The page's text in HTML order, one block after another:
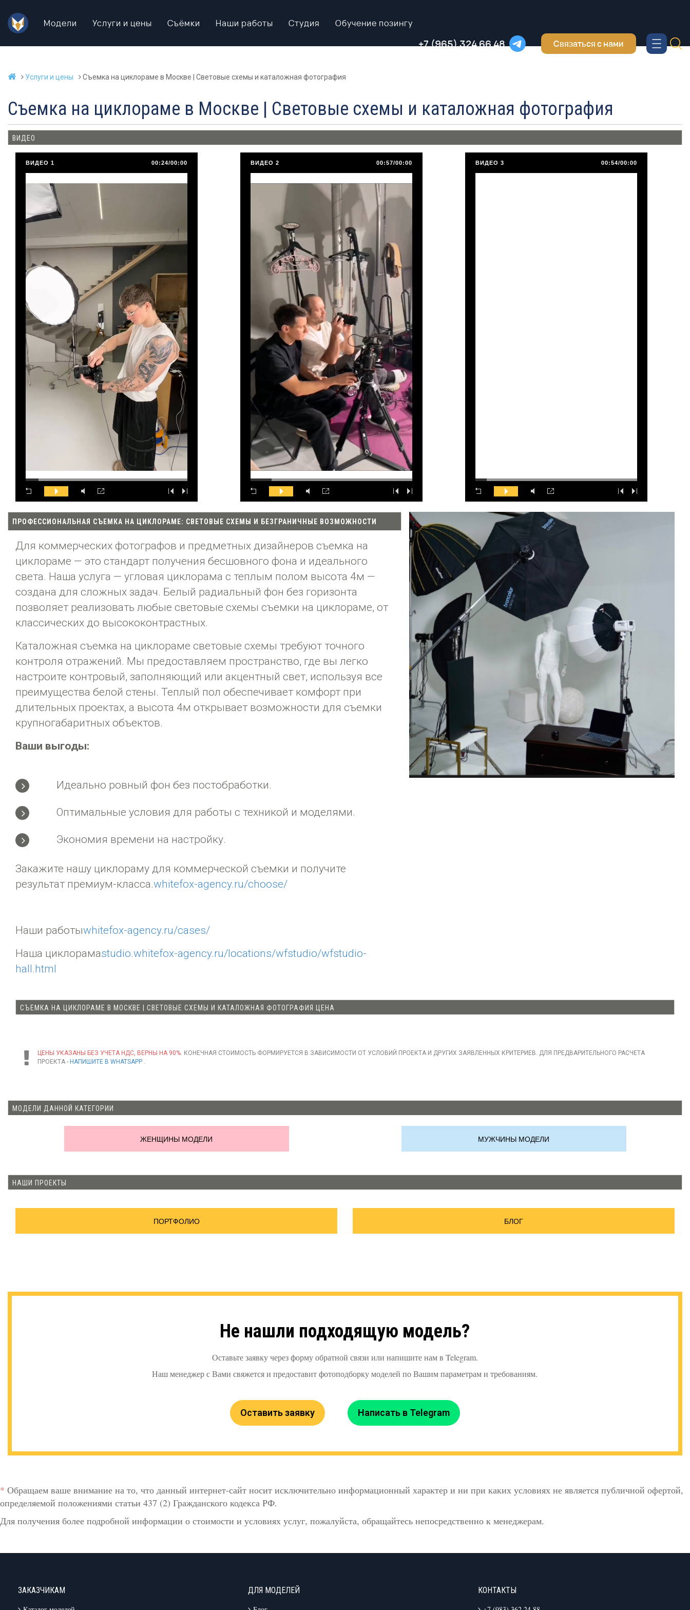
Модели Услуги и цены Съёмки Наши работы Студия Обучение позингу
+7 (965) 324 66 48 Связаться с нами
Услуги и цены Съемка на циклораме в Москве | Световые схемы и каталожная фотография
Съемка на циклораме в Москве | Световые схемы и каталожная фотография
ВИДЕО
ВИДЕО 1 00:24/00:00 ВИДЕО 2 00:57/00:00 ВИДЕО 3 00:54/00:00
ПРОФЕССИОНАЛЬНАЯ СЪЕМКА НА ЦИКЛОРАМЕ: СВЕТОВЫЕ СХЕМЫ И БЕЗГРАНИЧНЫЕ ВОЗМОЖНОСТИ
Для коммерческих фотографов и предметных дизайнеров съемка на
циклораме — это стандарт получения бесшовного фона и идеального
света. Наша услуга — угловая циклорама с теплым полом высота 4м —
создана для сложных задач. Белый радиальный фон без горизонта
позволяет реализовать любые световые схемы съемки на циклораме, от
классических до высококонтрастных.
Каталожная съемка на циклораме световые схемы требуют точного
контроля отражений. Мы предоставляем пространство, где вы легко
настроите контровый, заполняющий или акцентный свет, используя все
преимущества белой стены. Теплый пол обеспечивает комфорт при
длительных проектах, а высота 4м открывает возможности для съемки
крупногабаритных объектов.
Ваши выгоды:
Идеально ровный фон без постобработки.
Оптимальные условия для работы с техникой и моделями.
Экономия времени на настройку.
Закажите нашу циклораму для коммерческой съемки и получите
результат премиум-класса.whitefox-agency.ru/choose/
Наши работыwhitefox-agency.ru/cases/
Наша циклорамаstudio.whitefox-agency.ru/locations/wfstudio/wfstudio-
hall.html
СЪЕМКА НА ЦИКЛОРАМЕ В МОСКВЕ | СВЕТОВЫЕ СХЕМЫ И КАТАЛОЖНАЯ ФОТОГРАФИЯ ЦЕНА
ЦЕНЫ УКАЗАНЫ БЕЗ УЧЕТА НДС, ВЕРНЫ НА 90%. КОНЕЧНАЯ СТОИМОСТЬ ФОРМИРУЕТСЯ В ЗАВИСИМОСТИ ОТ УСЛОВИЙ ПРОЕКТА И ДРУГИХ ЗАЯВЛЕННЫХ КРИТЕРИЕВ. ДЛЯ ПРЕДВАРИТЕЛЬНОГО РАСЧЕТА
ПРОЕКТА - НАПИШИТЕ В WHATSAPP .
МОДЕЛИ ДАННОЙ КАТЕГОРИИ
ЖЕНЩИНЫ МОДЕЛИ МУЖЧИНЫ МОДЕЛИ
НАШИ ПРОЕКТЫ
ПОРТФОЛИО БЛОГ
Не нашли подходящую модель?
Оставьте заявку через форму обратной связи или напишите нам в Telegram.
Наш менеджер с Вами свяжется и предоставит фотоподборку моделей по Вашим параметрам и требованиям.
Оставить заявку Написать в Telegram
* Обращаем ваше внимание на то, что данный интернет-сайт носит исключительно информационный характер и ни при каких условиях не является публичной офертой,
определяемой положениями статьи 437 (2) Гражданского кодекса РФ.
Для получения более подробной информации о стоимости и условиях услуг, пожалуйста, обращайтесь непосредственно к менеджерам.
ЗАКАЗЧИКАМ
ДЛЯ МОДЕЛЕЙ
КОНТАКТЫ